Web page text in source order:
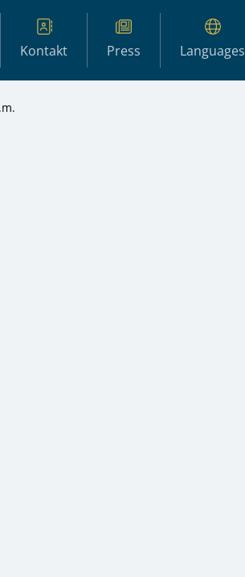
Kontakt Press Languages